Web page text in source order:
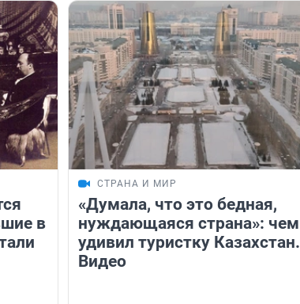
в
СТРАНА И МИР
«Думала, что это бедная,
нуждающаяся страна»: чем
удивил туристку Казахстан.
Видео